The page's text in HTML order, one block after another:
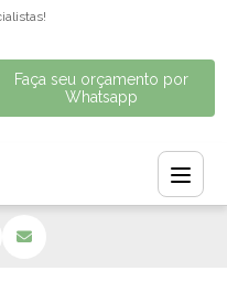
Faça seu orçamento por
Whatsapp